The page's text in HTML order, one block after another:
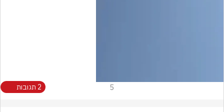
5 2 תגובות